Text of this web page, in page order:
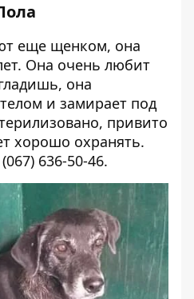
еще щенком, она
Она очень любит
она
и замирает под
привито
хорошо охранять.
636-50-46.